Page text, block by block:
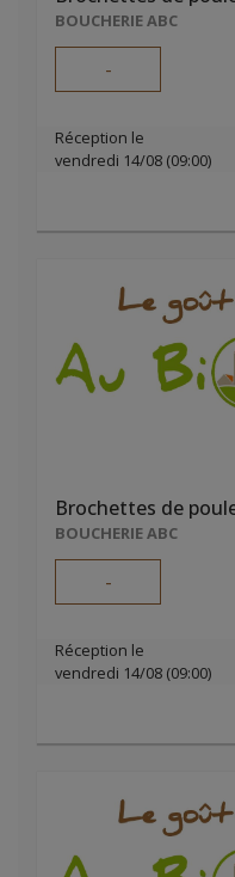
BOUCHERIE ABC
-
Réception le
vendredi 14/08 (09:00)
BOUCHERIE ABC
-
Réception le
vendredi 14/08 (09:00)